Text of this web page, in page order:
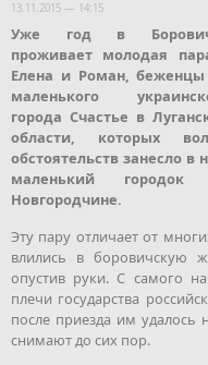
13.11.2015 — 14:15
Уже год в
проживает молодая
Елена и Роман,
маленького
города Счастье в
области, которых
обстоятельств занесло в
маленький городок
Новгородчине.
Эту пару отличает от
влились в боровичскую
опустив руки. С самого
плечи государства
после приезда им удалось
снимают до сих пор.